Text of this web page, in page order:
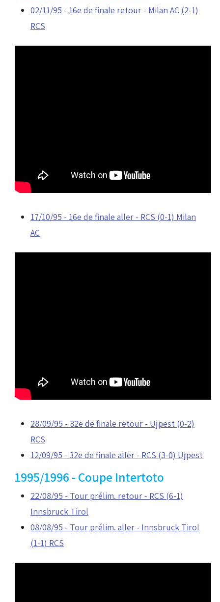
02/11/95 - 16e de finale retour - Milan AC (2-1)
RCS
17/10/95 - 16e de finale aller - RCS (0-1) Milan
AC
28/09/95 - 32e de finale retour - Ujpest (0-2)
RCS
12/09/95 - 32e de finale aller - RCS (3-0) Ujpest
1995/1996 - Coupe Intertoto
22/08/95 - Tour prélim. retour - RCS (6-1)
Innsbruck Tirol
08/08/95 - Tour prélim. aller - Innsbruck Tirol
(1-1) RCS